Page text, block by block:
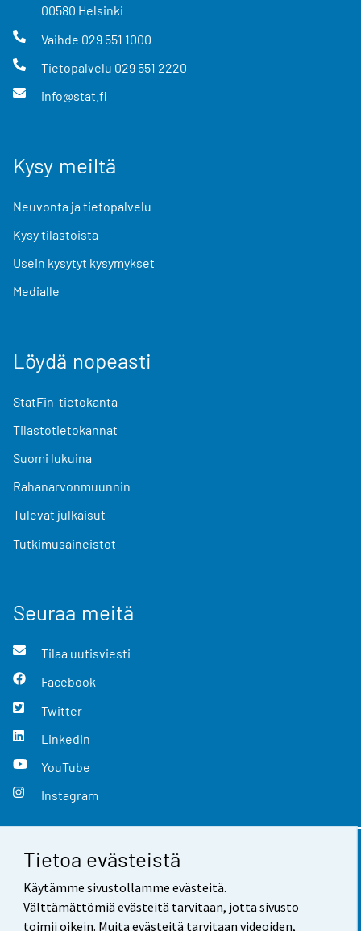
Tietoa evästeistä
Käytämme sivustollamme evästeitä.
Välttämättömiä evästeitä tarvitaan, jotta sivusto
toimii oikein. Muita evästeitä tarvitaan videoiden,
00580 Helsinki
Vaihde 029 551 1000
Tietopalvelu 029 551 2220
info@stat.fi
Kysy meiltä
Neuvonta ja tietopalvelu
Kysy tilastoista
Usein kysytyt kysymykset
Medialle
Löydä nopeasti
StatFin-tietokanta
Tilastotietokannat
Suomi lukuina
Rahanarvonmuunnin
Tulevat julkaisut
Tutkimusaineistot
Seuraa meitä
Tilaa uutisviesti
Facebook
Twitter
LinkedIn
YouTube
Instagram
Yhteystiedot
Palaute